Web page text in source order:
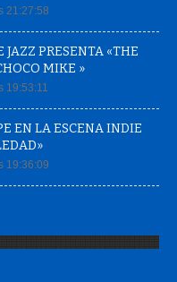
21:27:58
JAZZ PRESENTA «THE
MIKE »
19:53:11
EN LA ESCENA INDIE
19:36:09